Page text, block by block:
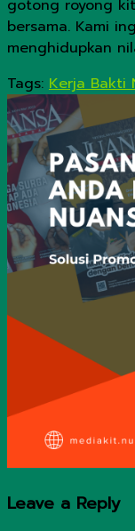
gotong royong
bersama. Kami
menghidupkan
Tags: Kerja Bakti
Leave a Reply